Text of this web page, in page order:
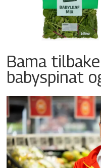
Bama
babyspinat